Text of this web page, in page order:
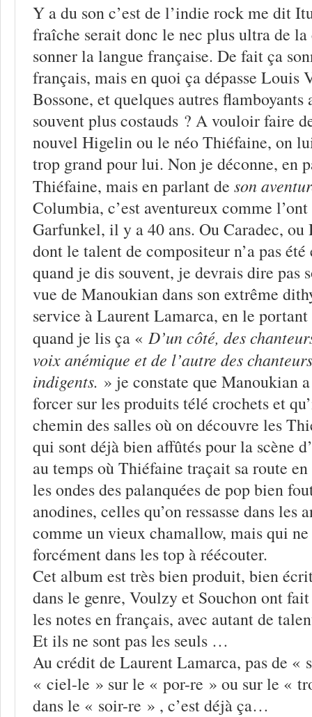
Y a du son c’est de l’indie rock me dit
fraîche serait donc le nec plus ultra de
sonner la langue française. De fait ça
français, mais en quoi ça dépasse Louis
Bossone, et quelques autres flamboyants
souvent plus costauds ? A vouloir faire
nouvel Higelin ou le néo Thiéfaine, on
trop grand pour lui. Non je déconne, en
Thiéfaine, mais en parlant de son
Columbia, c’est aventureux comme
Garfunkel, il y a 40 ans. Ou Caradec,
dont le talent de compositeur n’a pas
quand je dis souvent, je devrais dire pas
vue de Manoukian dans son extrême
service à Laurent Lamarca, en le
quand je lis ça « D’un côté, des
voix anémique et de l’autre des
indigents. » je constate que Manoukian
forcer sur les produits télé crochets et
chemin des salles où on découvre les
qui sont déjà bien affûtés pour la scène
au temps où Thiéfaine traçait sa route
les ondes des palanquées de pop bien
anodines, celles qu’on ressasse dans les
comme un vieux chamallow, mais qui ne
forcément dans les top à réécouter.
Cet album est très bien produit, bien
dans le genre, Voulzy et Souchon ont
les notes en français, avec autant de
Et ils ne sont pas les seuls …
Au crédit de Laurent Lamarca, pas de «
« ciel-le » sur le « por-re » ou sur le «
dans le « soir-re » , c’est déjà ça…